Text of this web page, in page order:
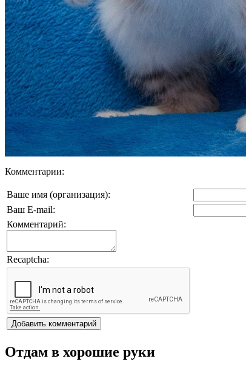
Комментарии:
Ваше имя (организация):
Ваш E-mail:
Комментарий:
Recaptcha:
Отдам в хорошие руки